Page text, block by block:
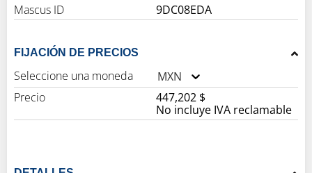
Mascus ID
9DC08EDA
FIJACIÓN DE PRECIOS
Seleccione una moneda
MXN
Precio
447,202 $
No incluye IVA reclamable